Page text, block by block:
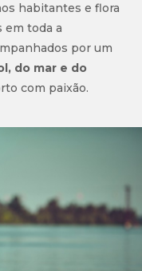
habitantes e flora
em toda a
por um
do mar e do
com paixão.